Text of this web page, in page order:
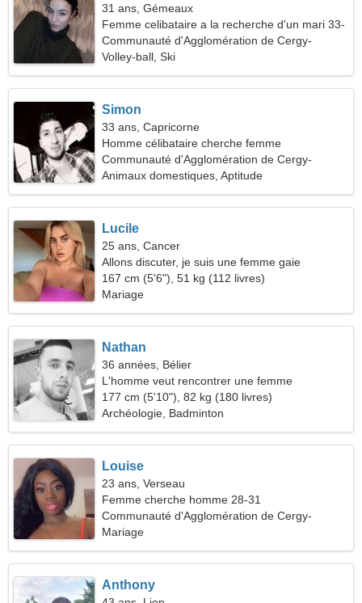
31 ans, Gémeaux
Femme celibataire a la recherche d'un mari 33-
42
Communauté d'Agglomération de Cergy-
Pontoise
Volley-ball, Ski
Simon
33 ans, Capricorne
Homme célibataire cherche femme
Communauté d'Agglomération de Cergy-
Pontoise, France
Animaux domestiques, Aptitude
Lucile
25 ans, Cancer
Allons discuter, je suis une femme gaie
167 cm (5'6"), 51 kg (112 livres)
Mariage
Nathan
36 années, Bélier
L'homme veut rencontrer une femme
177 cm (5'10"), 82 kg (180 livres)
Archéologie, Badminton
Louise
23 ans, Verseau
Femme cherche homme 28-31
Communauté d'Agglomération de Cergy-
Pontoise
Mariage
Anthony